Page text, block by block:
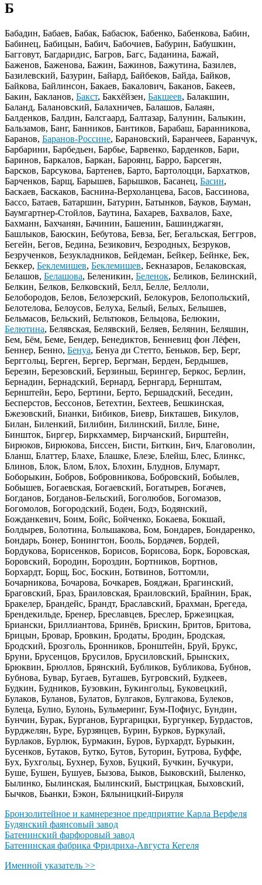
Б
Бабадин, Бабаев, Бабак, Бабасюк, Бабенко, Бабенкова, Бабин,
Бабинец, Бабицын, Бабич, Бабочиев, Бабурин, Бабушкин,
Багговут, Багдаридис, Багров, Багс, Баданина, Бажай,
Баженов, Баженова, Бажин, Бажинов, Бажутина, Базилев,
Базилевский, Базурин, Байард, Байбеков, Байда, Байков,
Байкова, Байлинсон, Бакаев, Бакалович, Баканов, Бакеев,
Бакин, Бакланов, Бакст, Бакхёйзен, Бакшеев, Балакшин,
Баланд, Балановский, Балахничев, Балашов, Балаян,
Балденков, Балдин, Балсгаард, Балтазар, Балунин, Балыкин,
Бальзамов, Банг, Банников, Бантиков, Барабаш, Баранникова,
Баранов, Баранов-Россине, Барановский, Баранчеев, Баранчук,
Барбарини, Барбедьен, Барбье, Барвенко, Барденков, Бари,
Баринов, Баркалов, Баркан, Бароянц, Барро, Барсегян,
Барсков, Барсукова, Бартенев, Барто, Бартолоцци, Бархатков,
Барченков, Барщ, Барышев, Барышков, Басанец, Басин,
Баскаев, Баскаков, Баснина-Верхоланцева, Басов, Бассинова,
Бассо, Батаев, Батаршин, Батурин, Батынков, Бауков, Бауман,
Баумгартнер-Стойлов, Баутина, Бахарев, Бахвалов, Бахе,
Бахманн, Бахчанян, Бачинин, Башенин, Башинджагян,
Башлыков, Баюскин, Бебутова, Бевза, Бег, Бегальская, Беггров,
Бегейн, Бегов, Бедина, Безикович, Безродных, Безруков,
Безрученков, Безукладников, Бейдеман, Бейкер, Бейнке, Бек,
Беккер, Беклемишев, Беклемишев, Бекназаров, Белаковская,
Белашов, Белашова, Беленикин, Беленок, Беликов, Белинский,
Белкин, Белков, Белковский, Белл, Белле, Беллоли,
Белобородов, Белов, Белозерский, Белокуров, Белопольский,
Белотелова, Белоусов, Белуха, Белый, Белых, Белышев,
Бельмасов, Бельский, Бельтюков, Бельцова, Белюкин,
Белютина, Белявская, Белявский, Беляев, Белянин, Беляшин,
Бем, Бём, Беме, Бендер, Бенедиктов, Бенневиц фон Лёфен,
Беннер, Бенно, Бенуа, Бенуа ди Стетто, Беньков, Бер, Берг,
Берггольц, Берген, Бергер, Бергман, Берден, Бердышев,
Березин, Березовский, Берзиньш, Берингер, Беркос, Берлин,
Бернадин, Бернадский, Бернард, Бернгард, Бернштам,
Бернштейн, Беро, Бертини, Берто, Бершадский, Беседин,
Бесперстов, Бессонов, Бетехтин, Бехтеев, Бешкинская,
Бжезовский, Бианки, Бибиков, Биевр, Бикташев, Бикулов,
Билан, Биленкий, Билибин, Билинский, Билле, Бине,
Биншток, Биргер, Биркхаммер, Бирчанский, Бирштейн,
Бирюков, Бирюкова, Биссен, Бисти, Биткин, Бич, Благоволин,
Бланш, Блаттер, Блахе, Блашке, Блезе, Блейш, Блес, Блинкс,
Блинов, Блок, Блом, Блох, Блохин, Блуднов, Блумарт,
Боборыкин, Бобров, Бобровникова, Бобровский, Бобылев,
Бобышев, Богаевская, Богаевский, Богатырев, Богачев,
Богданов, Богданов-Бельский, Боголюбов, Богомазов,
Богомолов, Богородский, Боден, Бодэ, Бодянский,
Божданкевич, Боим, Бойс, Бойченко, Бокаева, Бокшай,
Болдырев, Болотина, Большакова, Бом, Бондарев, Бондаренко,
Бондарь, Бонер, Бонингтон, Бооль, Бордачев, Бордей,
Бордукова, Борисенков, Борисов, Борисова, Борк, Боровская,
Боровский, Бородин, Бороздин, Бортников, Бортнов,
Борхардт, Борщ, Бос, Боскин, Ботвинов, Боттомли,
Бочарникова, Бочарова, Бочкарев, Бояджан, Брагинский,
Браговский, Браз, Браиловская, Браиловский, Брайнин, Брак,
Бракелер, Брандейс, Брандт, Браславский, Брахман, Брегеда,
Брендекильде, Бренер, Бреславцев, Бреслер, Бржезицкая,
Бриански, Бриллиантова, Бринёв, Брискин, Бритов, Бритова,
Брицын, Бровар, Бровкин, Бродаты, Бродин, Бродская,
Бродский, Брозголь, Бронников, Бронштейн, Бруй, Брукс,
Бруни, Брусенцов, Брусилов, Брусиловский, Брынских,
Брюквин, Брюллов, Брянский, Бубликов, Бубликова, Бубнов,
Бубнова, Бувар, Бугаев, Бугашев, Бугровский, Будкеев,
Будкин, Будников, Бузовкин, Букингольц, Буковецкий,
Булаков, Буланов, Булатов, Булгаков, Булгакова, Булеков,
Булеца, Булио, Булонь, Бульмеринг, Бум-Пофиус, Бундин,
Бунчин, Бурак, Бурганов, Бургарицки, Бургункер, Бурдастов,
Бурджелян, Буре, Бурзянцев, Бурин, Бурков, Буркулай,
Бурлаков, Бурлюк, Бурмакин, Буров, Бурхардт, Бурыкин,
Бусенков, Бутаков, Бутко, Бутов, Буторин, Бутрова, Буффе,
Бух, Бухгольц, Бухнер, Бухов, Буцкий, Бучкин, Бучкури,
Буше, Бушен, Бушуев, Бызова, Быков, Быковский, Быленко,
Былинко, Былинская, Былинский, Быстрицкая, Быховский,
Бычков, Бьанки, Бэкон, Бялыницкий-Бируля
Бронзолитейное и камнерезное предприятие Карла Верфеля
Будянский фаянсовый завод
Батенинский фарфоровый завод
Батенинская фабрика Фридриха-Августа Кегеля
Именной указатель >>